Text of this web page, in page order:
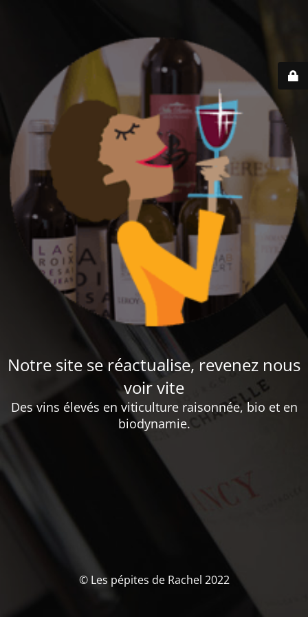
Notre site se réactualise, revenez nous
voir vite
Des vins élevés en viticulture raisonnée, bio et en
biodynamie.
© Les pépites de Rachel 2022